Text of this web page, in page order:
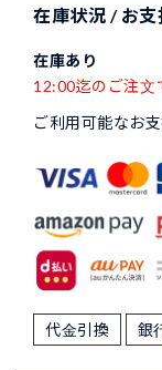
在庫状況 / お
在庫あり
12:00迄のご注文
ご利用可能なお
代金引換 銀